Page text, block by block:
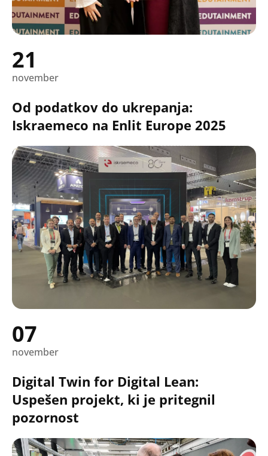
21
november
Od podatkov do ukrepanja:
Iskraemeco na Enlit Europe 2025
07
november
Digital Twin for Digital Lean:
Uspešen projekt, ki je pritegnil
pozornost